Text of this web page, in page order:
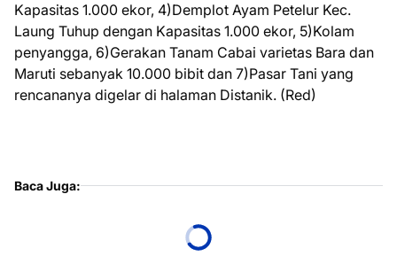
Kapasitas 1.000 ekor, 4)Demplot Ayam Petelur Kec.
Laung Tuhup dengan Kapasitas 1.000 ekor, 5)Kolam
penyangga, 6)Gerakan Tanam Cabai varietas Bara dan
Maruti sebanyak 10.000 bibit dan 7)Pasar Tani yang
rencananya digelar di halaman Distanik. (Red)
Baca Juga: